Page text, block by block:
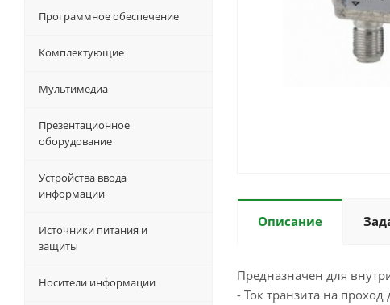
Описание
Предназначен для
- Ток транзита на
Программное обеспечение
Комплектующие
Мультимедиа
Презентационное
оборудование
Устройства ввода
информации
Источники питания и
защиты
Носители информации